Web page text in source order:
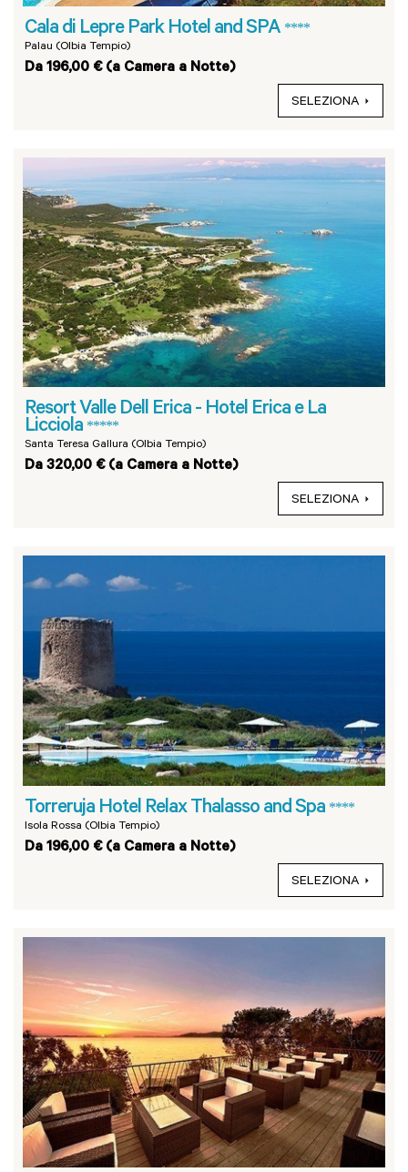
Cala di Lepre Park Hotel and SPA ****
Palau (Olbia Tempio)
Da 196,00 € (a Camera a Notte)
SELEZIONA
Resort Valle Dell Erica - Hotel Erica e La
Licciola *****
Santa Teresa Gallura (Olbia Tempio)
Da 320,00 € (a Camera a Notte)
SELEZIONA
Torreruja Hotel Relax Thalasso and Spa ****
Isola Rossa (Olbia Tempio)
Da 196,00 € (a Camera a Notte)
SELEZIONA